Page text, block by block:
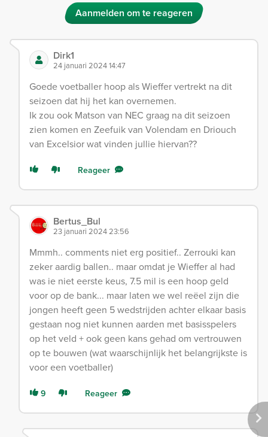
Aanmelden om te reageren
Dirk1
24 januari 2024 14:47
Goede voetballer hoop als Wieffer vertrekt na dit
seizoen dat hij het kan overnemen.
Ik zou ook Matson van NEC graag na dit seizoen
zien komen en Zeefuik van Volendam en Driouch
van Excelsior wat vinden jullie hiervan??
Reageer
Bertus_Bul
23 januari 2024 23:56
Mmmh.. comments niet erg positief.. Zerrouki kan
zeker aardig ballen.. maar omdat je Wieffer al had
was ie niet eerste keus, 7.5 mil is een hoop geld
voor op de bank... maar laten we wel reëel zijn die
jongen heeft geen 5 wedstrijden achter elkaar basis
gestaan nog niet kunnen aarden met basisspelers
op het veld + ook geen kans gehad om vertrouwen
op te bouwen (wat waarschijnlijk het belangrijkste is
voor een voetballer)
9 Reageer